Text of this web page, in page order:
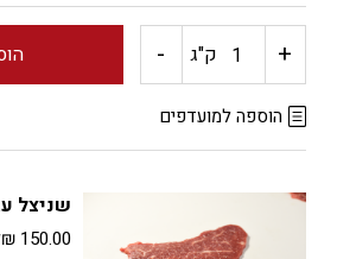
+ כמות
של
וינאי
ק"ג -
הוספה למועדפים
שניצל
₪ 150.00